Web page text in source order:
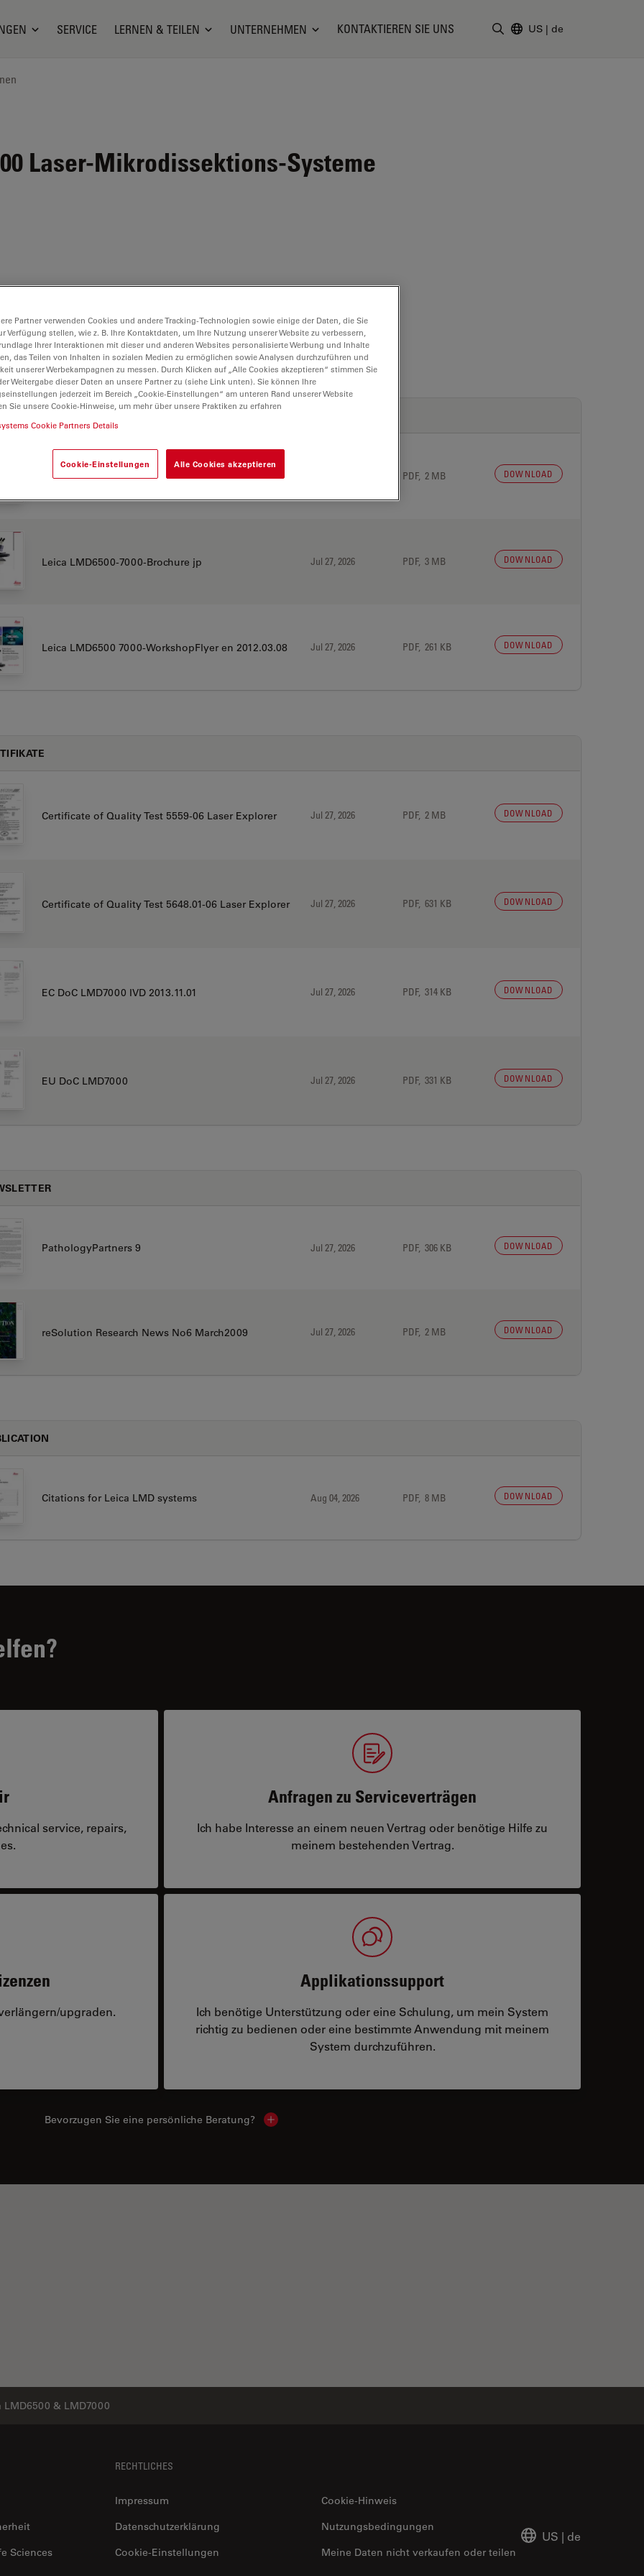
SERVICE LERNEN & TEILEN UNTERNEHMEN KONTAKTIEREN SIE UNS US | de
Laser-Mikrodissektions-Systeme
Leica LMD6500-7000-Brochure CN PDF, 2 MB DOWNLOAD
Leica LMD6500-7000-Brochure jp Jul 27, 2026 PDF, 3 MB DOWNLOAD
Leica LMD6500 7000-WorkshopFlyer en 2012.03.08 Jul 27, 2026 PDF, 261 KB DOWNLOAD
Certificate of Quality Test 5559-06 Laser Explorer Jul 27, 2026 PDF, 2 MB DOWNLOAD
Certificate of Quality Test 5648.01-06 Laser Explorer Jul 27, 2026 PDF, 631 KB DOWNLOAD
EC DoC LMD7000 IVD 2013.11.01 Jul 27, 2026 PDF, 314 KB DOWNLOAD
EU DoC LMD7000 Jul 27, 2026 PDF, 331 KB DOWNLOAD
PathologyPartners 9 Jul 27, 2026 PDF, 306 KB DOWNLOAD
reSolution Research News No6 March2009 Jul 27, 2026 PDF, 2 MB DOWNLOAD
Citations for Leica LMD systems Aug 04, 2026 PDF, 8 MB DOWNLOAD
service, repairs,
Anfragen zu Serviceverträgen
Ich habe Interesse an einem neuen Vertrag oder benötige Hilfe zu
meinem bestehenden Vertrag.
upgraden.
Applikationssupport
Ich benötige Unterstützung oder eine Schulung, um mein System
richtig zu bedienen oder eine bestimmte Anwendung mit meinem
System durchzuführen.
Bevorzugen Sie eine persönliche Beratung? Show local contacts
LMD6500 & LMD7000
Sciences
RECHTLICHES
Impressum
Cookie-Hinweis
Datenschutzerklärung
Meine Daten nicht verkaufen oder teilen
Nutzungsbedingungen
Cookie-Einstellungen
US | de
Partner verwenden Cookies und andere Tracking-Technologien sowie einige der Daten, die Sie
Verfügung stellen, wie z. B. Ihre Kontaktdaten, um Ihre Nutzung unserer Website zu verbessern,
Ihrer Interaktionen mit dieser und anderen Websites personalisierte Werbung und Inhalte
das Teilen von Inhalten in sozialen Medien zu ermöglichen sowie Analysen durchzuführen und
unserer Werbekampagnen zu messen. Durch Klicken auf „Alle Cookies akzeptieren“ stimmen Sie
Weitergabe dieser Daten an unsere Partner zu (siehe Link unten). Sie können Ihre
jederzeit im Bereich „Cookie-Einstellungen“ am unteren Rand unserer Website
Sie unsere Cookie-Hinweise, um mehr über unsere Praktiken zu erfahren
Cookie Partners Details
Cookie-Einstellungen Alle Cookies akzeptieren